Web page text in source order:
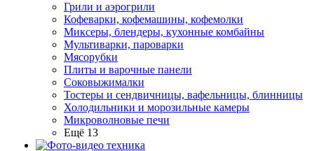
Грили и аэрогрили
Кофеварки, кофемашины, кофемолки
Миксеры, блендеры, кухонные комбайны
Мультиварки, пароварки
Мясорубки
Плиты и варочные панели
Соковыжималки
Тостеры и сендвичницы, вафельницы, блинницы
Холодильники и морозильные камеры
Микроволновые печи
Ещё 13